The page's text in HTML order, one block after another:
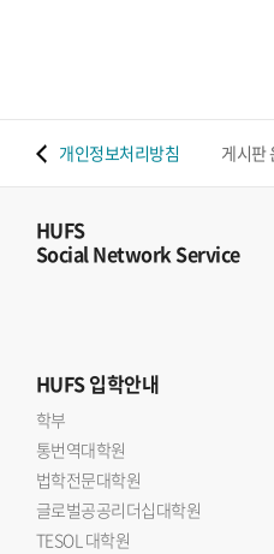
개인정보처리방침 게시판
HUFS
Social Network Service
HUFS입학안내
학부
통번역대학원
법학전문대학원
글로벌공공리더십대학원
TESOL 대학원